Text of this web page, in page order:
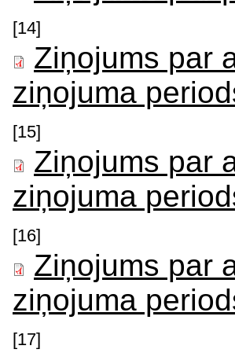
[14]
Ziņojums par
ziņojuma
[15]
Ziņojums par
ziņojuma
[16]
Ziņojums par
ziņojuma
[17]